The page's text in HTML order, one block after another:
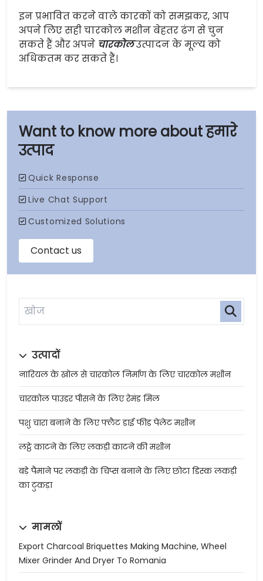
हमारे
उत्पाद
उत्पादों
नारियल के खोल से चारकोल निर्माण के लिए चारकोल मशीन
चारकोल पाउडर पीसने के लिए रेमंड मिल
पशु चारा बनाने के लिए फ्लैट डाई फीड पेलेट मशीन
लट्ठे काटने के लिए लकड़ी काटने की मशीन
बड़े पैमाने पर लकड़ी के चिप्स बनाने के लिए छोटा डिस्क लकड़ी
का टुकड़ा
मामलों
Export Charcoal Briquettes Making Machine, Wheel
Mixer Grinder And Dryer To Romania
इन प्रभावित करने वाले कारकों को समझकर, आप
अपने लिए सही चारकोल मशीन बेहतर ढंग से चुन
सकते हैं और अपने चारकोलउत्पादन के मूल्य को
अधिकतम कर सकते हैं।